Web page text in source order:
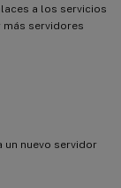
a los servicios
más servidores